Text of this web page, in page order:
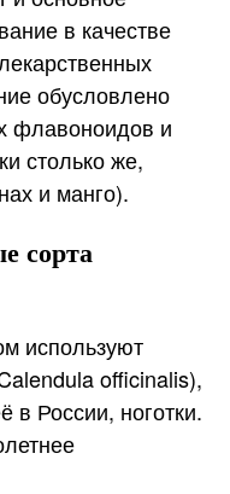
в качестве
обусловлено
флавоноидов и
столько же,
и манго).
сорта
используют
officinalis),
в России, ноготки.